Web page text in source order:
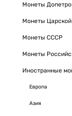
Монеты
Монеты
Монеты СССР
Монеты
Иностранные
Европа
Азия